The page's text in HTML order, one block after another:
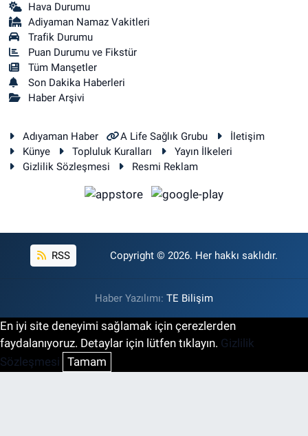
Hava Durumu
Adiyaman Namaz Vakitleri
Trafik Durumu
Puan Durumu ve Fikstür
Tüm Manşetler
Son Dakika Haberleri
Haber Arşivi
Adıyaman Haber A Life Sağlık Grubu
İletişim
Künye
Topluluk Kuralları
Yayın İlkeleri
Gizlilik Sözleşmesi
Resmi Reklam
RSS Copyright © 2026. Her hakkı saklıdır.
Haber Yazılımı: TE Bilişim
En iyi site deneyimi sağlamak için çerezlerden
faydalanıyoruz. Detaylar için lütfen tıklayın. Gizlilik
Sözleşmesi Tamam